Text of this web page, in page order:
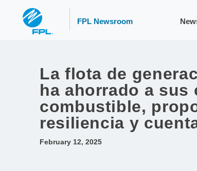
FPL Newsroom
La flota de
ha ahorrado a sus
combustible,
resiliencia y
February 12, 2025